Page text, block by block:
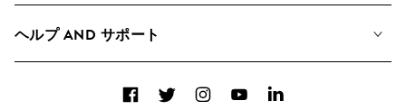
アルバム
ヘルプ AND サポート
FacebookTwitterInstagramYouTubeLinkedIn